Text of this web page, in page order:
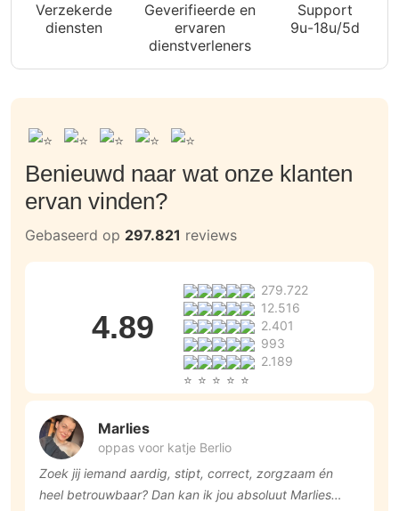
Verzekerde
diensten
Geverifieerde en
ervaren
dienstverleners
Support
9u-18u/5d
Benieuwd naar wat onze klanten
ervan vinden?
Gebaseerd op 297.821 reviews
4.89
279.722
12.516
2.401
993
2.189
Marlies
oppas voor katje Berlio
Zoek jij iemand aardig, stipt, correct, zorgzaam én
heel betrouwbaar? Dan kan ik jou absoluut Marlies